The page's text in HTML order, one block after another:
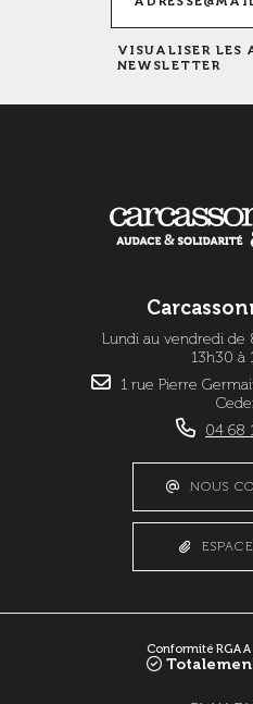
VISUALISER LES
NEWSLETTER
Lundi au vendredi
13h30 à
1 rue Pierre
04 68
NOUS
Conformité RGAA